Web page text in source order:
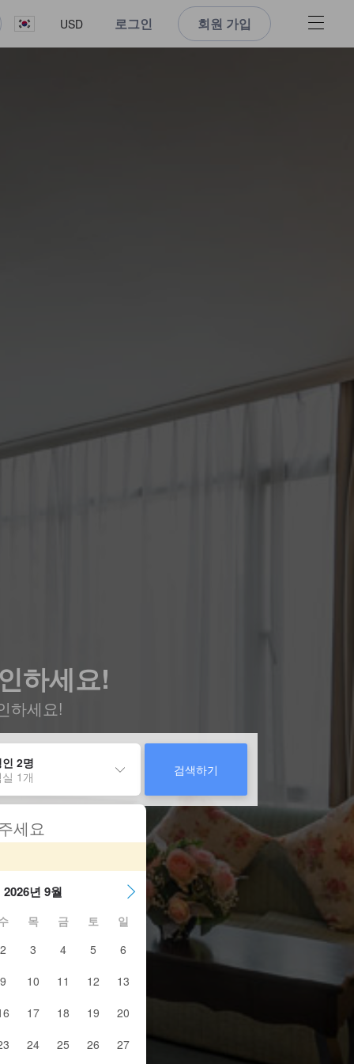
USD 로그인 회원 가입
하세요!
하세요!
2명
1개
검색하기
세요
2026년 9월
목 금 토
일
2
3 4 5
6
9
10 11 12
13
17 18 19
20
24 25 26 27